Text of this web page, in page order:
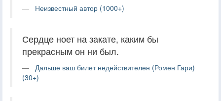
Неизвестный автор (1000+)
Сердце ноет на закате, каким бы
прекрасным он ни был.
Дальше ваш билет недействителен (Ромен Гари)
(30+)